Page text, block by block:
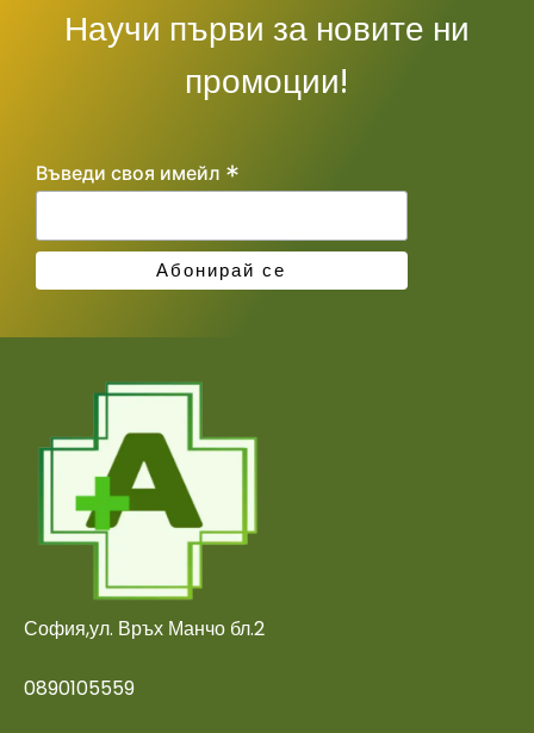
Научи първи за новите ни
промоции!
Въведи своя имейл *
София,ул. Връх Манчо бл.2
0890105559